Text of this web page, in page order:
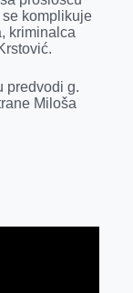
komplikuje
kriminalca
predvodi g.
Miloša